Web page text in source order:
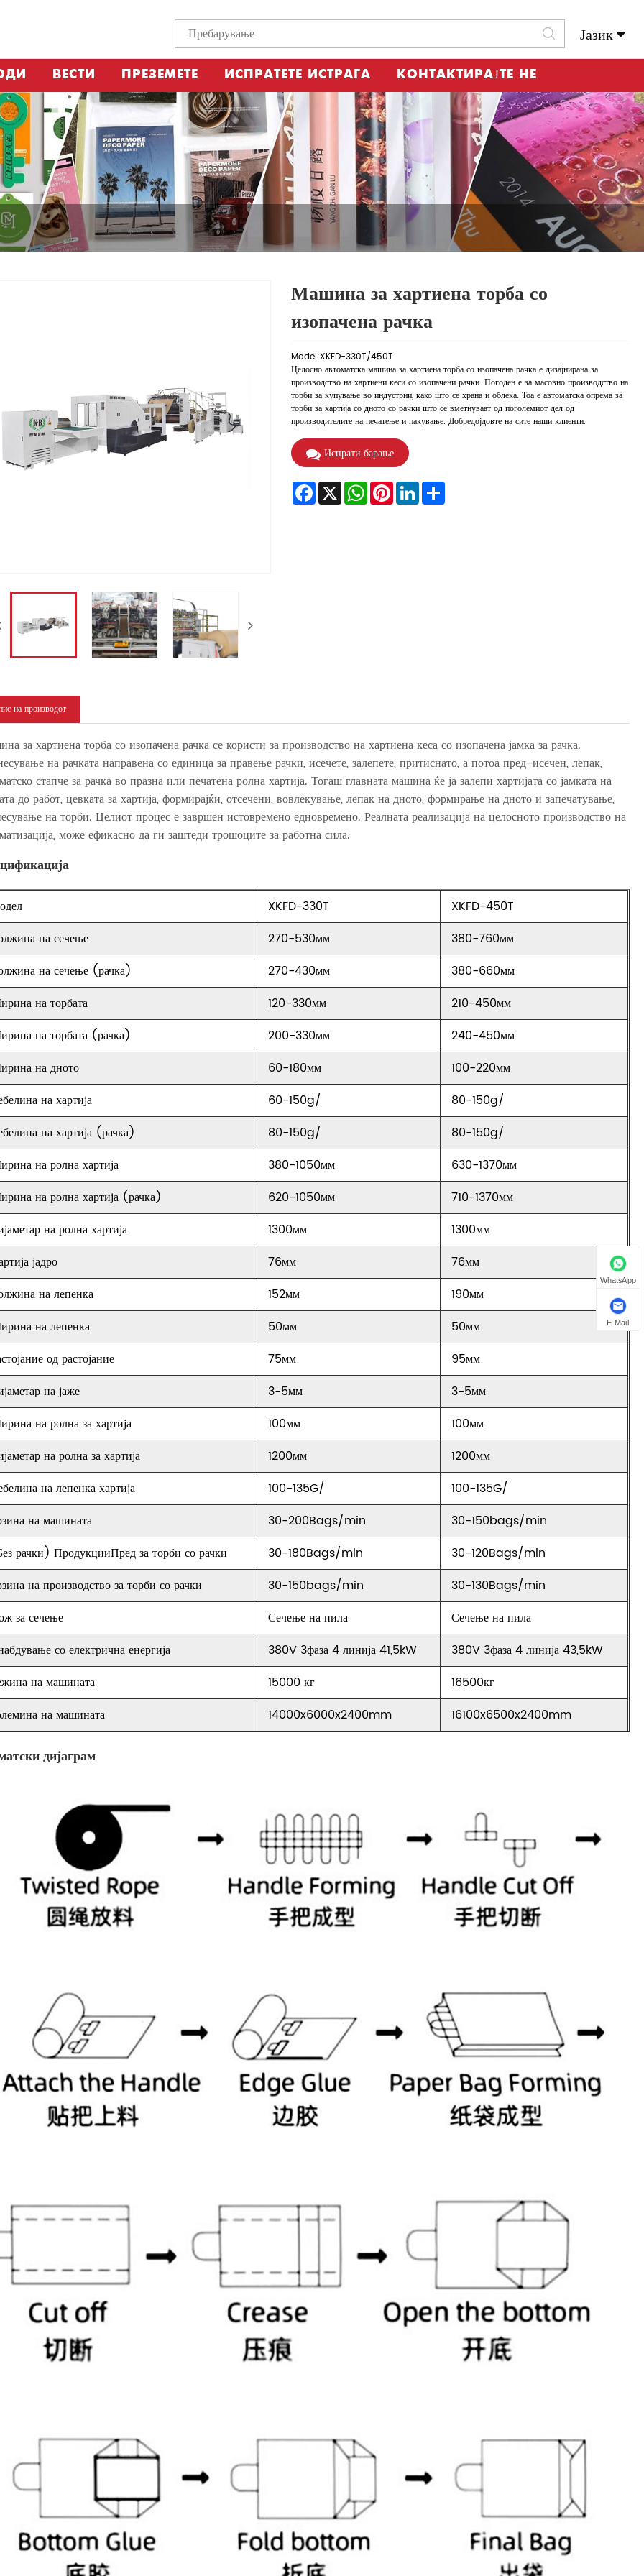
Јазик
ВЕСТИ ПРЕЗЕМЕТЕ ИСПРАТЕТЕ ИСТРАГА КОНТАКТИРАЈТЕ НЕ
Машина за хартиена торба со
изопачена рачка
Model:XKFD-330T/450T
Целосно автоматска машина за хартиена торба со изопачена рачка е дизајнирана за
производство на хартиени кеси со изопачени рачки. Погоден е за масовно производство на
торби за купување во индустрии, како што се храна и облека. Тоа е автоматска опрема за
торби за хартија со дното со рачки што се вметнуваат од поголемиот дел од
производителите на печатење и пакување. Добредојдовте на сите наши клиенти.
Испрати барање
Facebook
X WhatsApp
PinterestLinkedInShare
на производот
за хартиена торба со изопачена рачка се користи за производство на хартиена кеса со изопачена јамка за рачка.
на рачката направена со единица за правење рачки, исечете, залепете, притиснато, а потоа пред-исечен, лепак,
стапче за рачка во празна или печатена ролна хартија. Тогаш главната машина ќе ја залепи хартијата со јамката на
до работ, цевката за хартија, формирајќи, отсечени, вовлекување, лепак на дното, формирање на дното и запечатување,
на торби. Целиот процес е завршен истовремено едновремено. Реалната реализација на целосното производство на
може ефикасно да ги заштеди трошоците за работна сила.
XKFD-330T
XKFD-450T
на сечење
270-530мм
380-760мм
на сечење (рачка)
270-430мм
380-660мм
на торбата
120-330мм
210-450мм
на торбата (рачка)
200-330мм
240-450мм
на дното
60-180мм
100-220мм
на хартија
60-150g/
80-150g/
на хартија (рачка)
80-150g/
80-150g/
на ролна хартија
380-1050мм
630-1370мм
на ролна хартија (рачка)
620-1050мм
710-1370мм
на ролна хартија
1300мм
1300мм
јадро
76мм
76мм
на лепенка
152мм
190мм
на лепенка
50мм
50мм
од растојание
75мм
95мм
на јаже
3-5мм
3-5мм
на ролна за хартија
100мм
100мм
на ролна за хартија
1200мм
1200мм
на лепенка хартија
100-135G/
100-135G/
на машината
30-200Bags/min
30-150bags/min
рачки) ПродукцииПред за торби со рачки
30-180Bags/min
30-120Bags/min
на производство за торби со рачки
30-150bags/min
30-130Bags/min
за сечење
Сечење на пила
Сечење на пила
со електрична енергија
380V 3фаза 4 линија 41,5kW
380V 3фаза 4 линија 43,5kW
на машината
15000 кг
16500кг
на машината
14000x6000x2400mm 16100x6500x2400mm
дијаграм
WhatsApp
E-Mail